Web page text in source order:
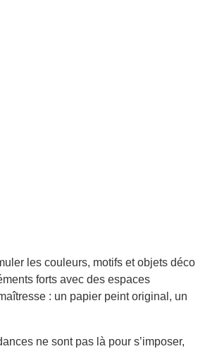
les couleurs, motifs et objets déco
forts avec des espaces
: un papier peint original, un
ne sont pas là pour s’imposer,